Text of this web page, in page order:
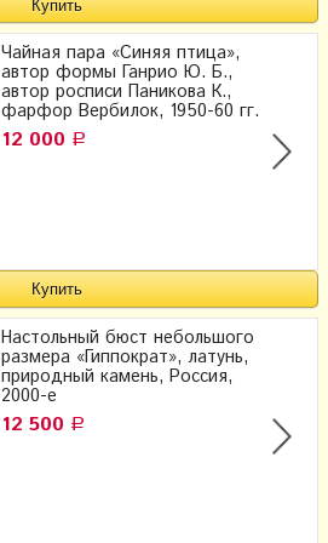
Чайная пара «Синяя птица»,
автор формы Ганрио Ю. Б.,
автор росписи Паникова К.,
фарфор Вербилок, 1950-60 гг.
12 000 Р
Настольный бюст небольшого
размера «Гиппократ», латунь,
природный камень, Россия,
2000-е
12 500 Р